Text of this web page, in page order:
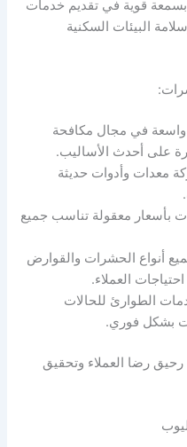
بسمعة قوية في تقديم خدمات
البيئات السكنية
واسعة في مجال مكافحة
على أحدث الأساليب.
معدات وأدوات حديثة
بأسعار معقولة تناسب جميع
أنواع الحشرات والقوارض
العملاء.
الطوارئ للحالات
بشكل فوري.
رضا العملاء وتحقيق